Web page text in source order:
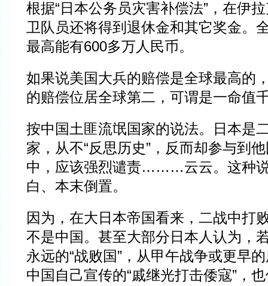
根据“日本公务员灾害补偿法”，在伊
卫队员还将得到退休金和其它奖金。
最高能有600多万人民币。
如果说美国大兵的赔偿是全球最高的
的赔偿位居全球第二，可谓是一命值
按中国土匪流氓国家的说法。日本是
家，从不“反思历史”，反而却参与到
中，应该强烈谴责………云云。这种
白、本末倒置。
因为，在大日本帝国看来，二战中打
不是中国。甚至大部分日本人认为，
永远的“战败国”，从甲午战争或更早
中国自己宣传的“戚继光打击倭寇”，